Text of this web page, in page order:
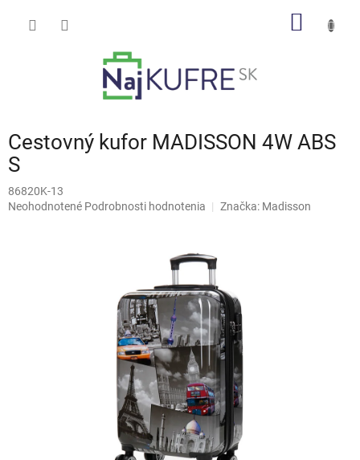
Cestovný kufor MADISSON 4W ABS
S
86820K-13
Priemerné
Neohodnotené Podrobnosti hodnotenia Značka: Madisson